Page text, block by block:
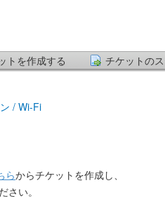
トを作成する チケットの
/ Wi-Fi
らからチケットを作成し、
さい。